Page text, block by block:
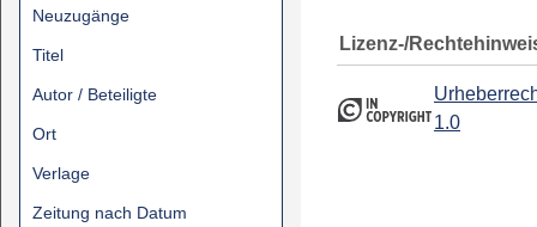
Neuzugänge
Titel
Autor / Beteiligte
Ort
Verlage
Zeitung nach Datum
Lizenz-/
1.0